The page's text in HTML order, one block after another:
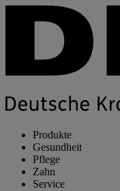
Produkte
Gesundheit
Pflege
Zahn
Service